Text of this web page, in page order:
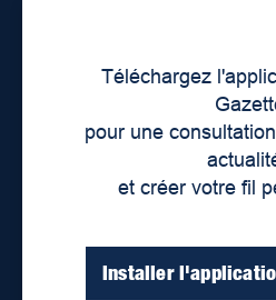
Téléchargez
pour une
et créer votre fil
Installer
Lieux de distribution